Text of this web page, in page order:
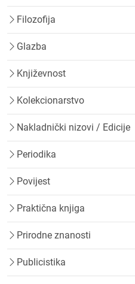
Filozofija
Glazba
Književnost
Kolekcionarstvo
Nakladnički nizovi / Edicije
Periodika
Povijest
Praktična knjiga
Prirodne znanosti
Publicistika